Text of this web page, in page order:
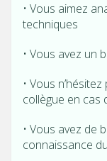
• Vous aimez
techniques
• Vous avez un
• Vous
collègue en cas
• Vous avez de
connaissance